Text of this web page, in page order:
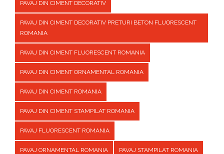
PAVAJ DIN CIMENT DECORATIV
PAVAJ DIN CIMENT DECORATIV PRETURI BETON FLUORESCENT
ROMANIA
PAVAJ DIN CIMENT FLUORESCENT ROMANIA
PAVAJ DIN CIMENT ORNAMENTAL ROMANIA
PAVAJ DIN CIMENT ROMANIA
PAVAJ DIN CIMENT STAMPILAT ROMANIA
PAVAJ FLUORESCENT ROMANIA
PAVAJ ORNAMENTAL ROMANIA PAVAJ STAMPILAT ROMANIA